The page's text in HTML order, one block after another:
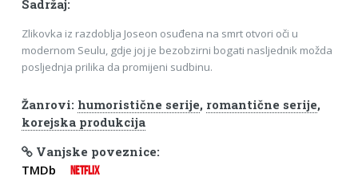
Sadržaj:
Zlikovka iz razdoblja Joseon osuđena na smrt otvori oči u
modernom Seulu, gdje joj je bezobzirni bogati nasljednik možda
posljednja prilika da promijeni sudbinu.
Žanrovi: humoristične serije, romantične serije,
korejska produkcija
Vanjske poveznice:
TMDb NETFLIX